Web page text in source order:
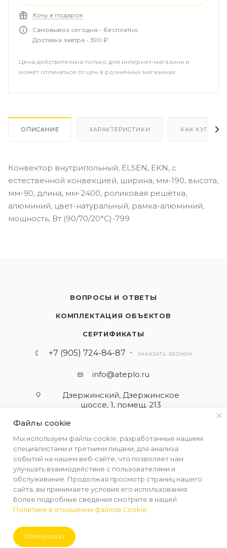
Хочу в подарок
Самовывоз сегодня - бесплатно
Доставка завтра - 390 ₽
Цена действительна только для интернет-магазина и
может отличаться от цен в розничных магазинах
ОПИСАНИЕ ХАРАКТЕРИСТИКИ КАК КУПИТЬ
Конвектор внутрипольный, ELSEN, EKN, с
естественной конвекцией, ширина, мм-190, высота,
мм-90, длина, мм-2400, роликовая решётка,
алюминий, цвет-натуральный, рамка-алюминий,
мощность, Вт (90/70/20°C)-799
ВОПРОСЫ И ОТВЕТЫ
КОМПЛЕКТАЦИЯ ОБЪЕКТОВ
СЕРТИФИКАТЫ
+7 (905) 724-84-87 ЗАКАЗАТЬ ЗВОНОК
info@ateplo.ru
Дзержинский, Дзержинское
шоссе, 1, помещ. 213
ПОЛИТИКА КОНФИДЕНЦИАЛЬНОСТИ
2026 © ООО "АЛЬФА-ТЕРМ КОМПЛЕКТ"
Файлы cookie
Мы используем файлы cookie, разработанные нашими
специалистами и третьими лицами, для анализа
событий на нашем веб-сайте, что позволяет нам
улучшать взаимодействие с пользователями и
обслуживание. Продолжая просмотр страниц нашего
сайта, вы принимаете условия его использования.
Более подробные сведения смотрите в нашей
Политике в отношении файлов Cookie
ПРИНИМАЮ